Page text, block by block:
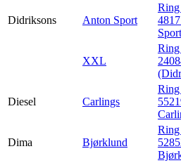
Didriksons Anton Sport
XXL
Diesel Carlings
Ring
Dima Bjørklund